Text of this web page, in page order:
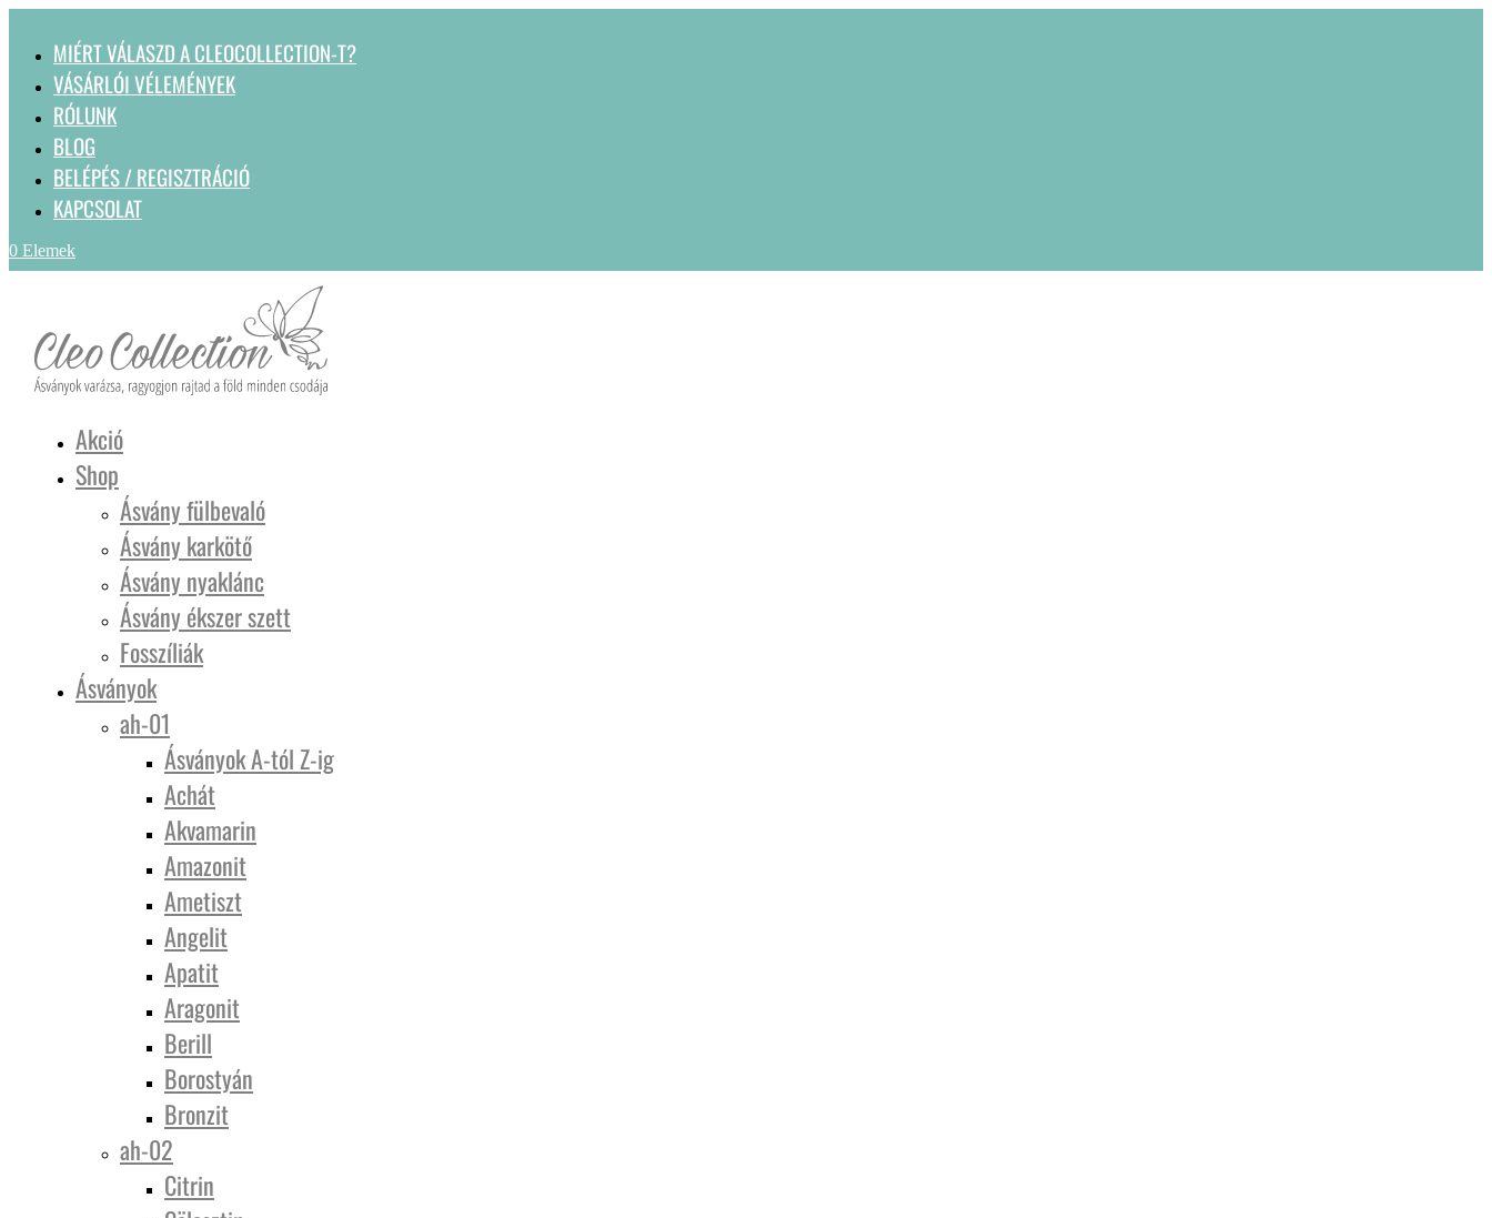
MIÉRT VÁLASZD A CLEOCOLLECTION-T?
VÁSÁRLÓI VÉLEMÉNYEK
RÓLUNK
BLOG
BELÉPÉS / REGISZTRÁCIÓ
KAPCSOLAT
0 Elemek
Akció
Shop
Ásvány fülbevaló
Ásvány karkötő
Ásvány nyaklánc
Ásvány ékszer szett
Fosszíliák
Ásványok
ah-01
Ásványok A-tól Z-ig
Achát
Akvamarin
Amazonit
Ametiszt
Angelit
Apatit
Aragonit
Berill
Borostyán
Bronzit
ah-02
Citrin